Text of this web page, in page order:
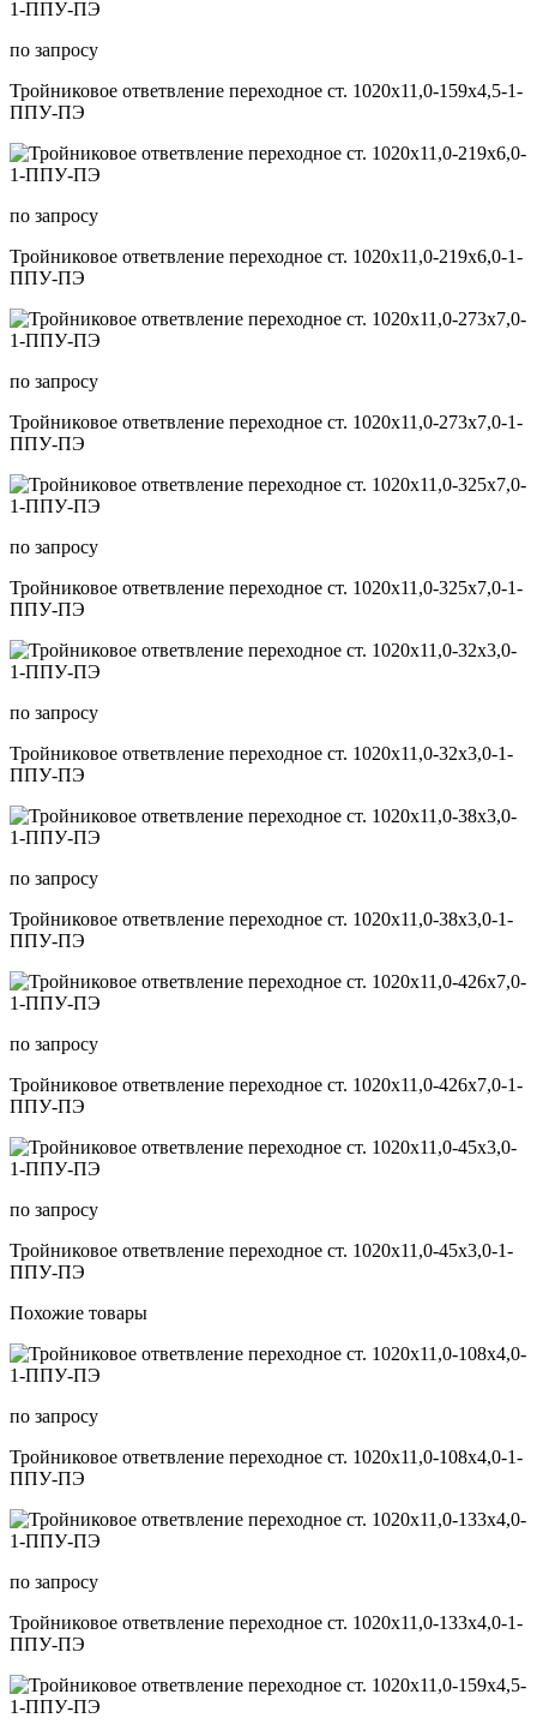
по запросу
Тройниковое ответвление переходное ст. 1020х11,0-159х4,5-1-
ППУ-ПЭ
по запросу
Тройниковое ответвление переходное ст. 1020х11,0-219х6,0-1-
ППУ-ПЭ
по запросу
Тройниковое ответвление переходное ст. 1020х11,0-273х7,0-1-
ППУ-ПЭ
по запросу
Тройниковое ответвление переходное ст. 1020х11,0-325х7,0-1-
ППУ-ПЭ
по запросу
Тройниковое ответвление переходное ст. 1020х11,0-32х3,0-1-
ППУ-ПЭ
по запросу
Тройниковое ответвление переходное ст. 1020х11,0-38х3,0-1-
ППУ-ПЭ
по запросу
Тройниковое ответвление переходное ст. 1020х11,0-426х7,0-1-
ППУ-ПЭ
по запросу
Тройниковое ответвление переходное ст. 1020х11,0-45х3,0-1-
ППУ-ПЭ
Похожие товары
по запросу
Тройниковое ответвление переходное ст. 1020х11,0-108х4,0-1-
ППУ-ПЭ
по запросу
Тройниковое ответвление переходное ст. 1020х11,0-133х4,0-1-
ППУ-ПЭ